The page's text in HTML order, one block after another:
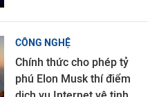
CÔNG NGHỆ
Chính thức cho phép tỷ
phú Elon Musk thí điểm